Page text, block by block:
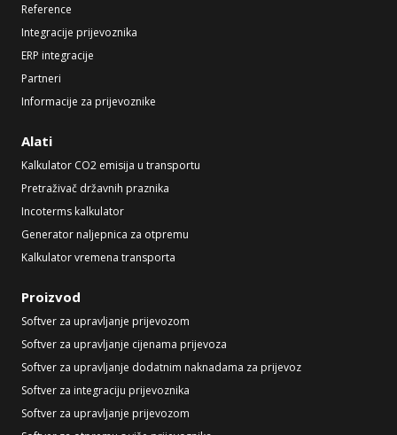
Reference
Integracije prijevoznika
ERP integracije
Partneri
Informacije za prijevoznike
Alati
Kalkulator CO2 emisija u transportu
Pretraživač državnih praznika
Incoterms kalkulator
Generator naljepnica za otpremu
Kalkulator vremena transporta
Proizvod
Softver za upravljanje prijevozom
Softver za upravljanje cijenama prijevoza
Softver za upravljanje dodatnim naknadama za prijevoz
Softver za integraciju prijevoznika
Softver za upravljanje prijevozom